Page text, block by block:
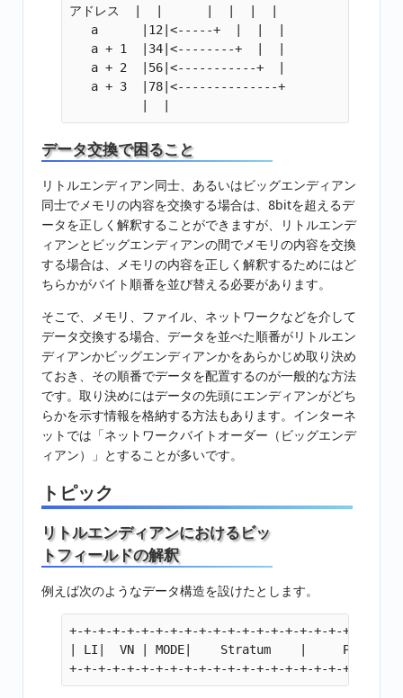
アドレス  |  |      |  |  |  |
   a      |12|<-----+  |  |  |
   a + 1  |34|<--------+  |  |
   a + 2  |56|<-----------+  |
   a + 3  |78|<--------------+
データ交換で困ること
リトルエンディアン同士、あるいはビッグエンディアン
同士でメモリの内容を交換する場合は、8bitを超えるデ
ータを正しく解釈することができますが、リトルエンデ
ィアンとビッグエンディアンの間でメモリの内容を交換
する場合は、メモリの内容を正しく解釈するためにはど
ちらかがバイト順番を並び替える必要があります。
そこで、メモリ、ファイル、ネットワークなどを介して
データ交換する場合、データを並べた順番がリトルエン
ディアンかビッグエンディアンかをあらかじめ取り決め
ておき、その順番でデータを配置するのが一般的な方法
です。取り決めにはデータの先頭にエンディアンがどち
らかを示す情報を格納する方法もあります。インターネ
ットでは「ネットワークバイトオーダー（ビッグエンデ
ィアン）」とすることが多いです。
トピック
リトルエンディアンにおけるビッ
トフィールドの解釈
例えば次のようなデータ構造を設けたとします。
+-+-+-+-+-+-+-+-+-+-+-+-+-+-+-+-+-+-+-+-+-+-
| LI|  VN | MODE|    Stratum    |     Poll